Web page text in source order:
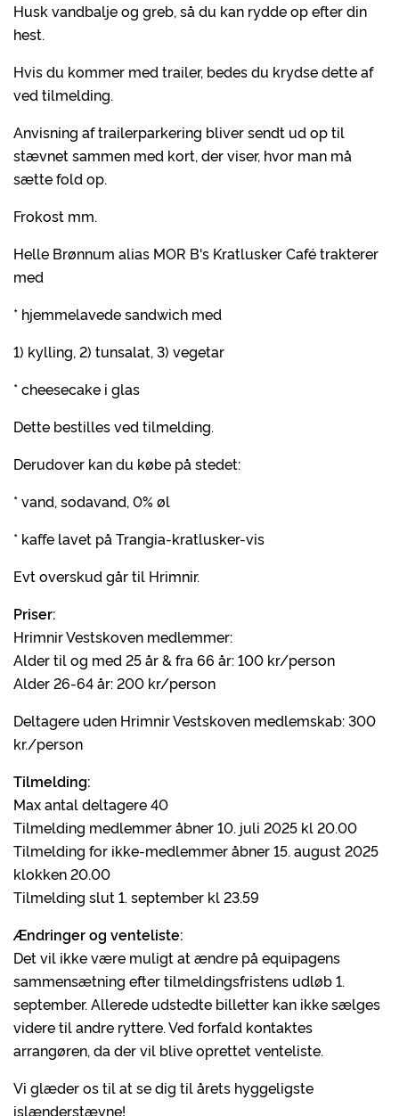
Husk vandbalje og greb, så du kan rydde op efter din
hest.
Hvis du kommer med trailer, bedes du krydse dette af
ved tilmelding.
Anvisning af trailerparkering bliver sendt ud op til
stævnet sammen med kort, der viser, hvor man må
sætte fold op.
Frokost mm.
Helle Brønnum alias MOR B's Kratlusker Café trakterer
med
* hjemmelavede sandwich med
1) kylling, 2) tunsalat, 3) vegetar
* cheesecake i glas
Dette bestilles ved tilmelding.
Derudover kan du købe på stedet:
* vand, sodavand, 0% øl
* kaffe lavet på Trangia-kratlusker-vis
Evt overskud går til Hrimnir.
Priser:
Hrimnir Vestskoven medlemmer:
Alder til og med 25 år & fra 66 år: 100 kr/person
Alder 26-64 år: 200 kr/person
Deltagere uden Hrimnir Vestskoven medlemskab: 300
kr./person
Tilmelding:
Max antal deltagere 40
Tilmelding medlemmer åbner 10. juli 2025 kl 20.00
Tilmelding for ikke-medlemmer åbner 15. august 2025
klokken 20.00
Tilmelding slut 1. september kl 23.59
Ændringer og venteliste:
Det vil ikke være muligt at ændre på equipagens
sammensætning efter tilmeldingsfristens udløb 1.
september. Allerede udstedte billetter kan ikke sælges
videre til andre ryttere. Ved forfald kontaktes
arrangøren, da der vil blive oprettet venteliste.
Vi glæder os til at se dig til årets hyggeligste
islænderstævne!